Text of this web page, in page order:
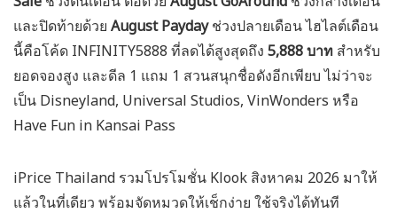
และปิดท้ายด้วย August Paydayช่วงปลายเดือน ไฮไลต์เดือน
นี้คือโค้ด INFINITY5888 ที่ลดได้สูงสุดถึง 5,888 บาท สำหรับ
ยอดจองสูง และดีล 1 แถม 1 สวนสนุกชื่อดังอีกเพียบ ไม่ว่าจะ
เป็น Disneyland, Universal Studios, VinWonders หรือ
Have Fun in Kansai Pass
iPrice Thailand รวมโปรโมชั่น Klook สิงหาคม 2026 มาให้
แล้วในที่เดียว พร้อมจัดหมวดให้เช็กง่าย ใช้จริงได้ทันที